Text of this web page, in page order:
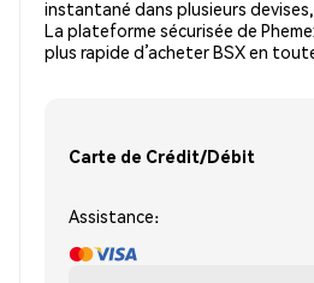
instantané dans plusieurs
La plateforme sécurisée de
plus rapide d’acheter BSX en
Carte de Crédit/Débit
Assistance: